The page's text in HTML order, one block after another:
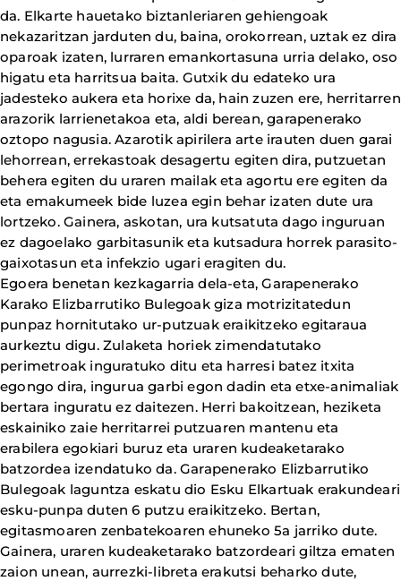
da. Elkarte hauetako biztanleriaren gehiengoak
nekazaritzan jarduten du, baina, orokorrean, uztak ez dira
oparoak izaten, lurraren emankortasuna urria delako, oso
higatu eta harritsua baita. Gutxik du edateko ura
jadesteko aukera eta horixe da, hain zuzen ere, herritarren
arazorik larrienetakoa eta, aldi berean, garapenerako
oztopo nagusia. Azarotik apirilera arte irauten duen garai
lehorrean, errekastoak desagertu egiten dira, putzuetan
behera egiten du uraren mailak eta agortu ere egiten da
eta emakumeek bide luzea egin behar izaten dute ura
lortzeko. Gainera, askotan, ura kutsatuta dago inguruan
ez dagoelako garbitasunik eta kutsadura horrek parasito-
gaixotasun eta infekzio ugari eragiten du.
Egoera benetan kezkagarria dela-eta, Garapenerako
Karako Elizbarrutiko Bulegoak giza motrizitatedun
punpaz hornitutako ur-putzuak eraikitzeko egitaraua
aurkeztu digu. Zulaketa horiek zimendatutako
perimetroak inguratuko ditu eta harresi batez itxita
egongo dira, ingurua garbi egon dadin eta etxe-animaliak
bertara inguratu ez daitezen. Herri bakoitzean, heziketa
eskainiko zaie herritarrei putzuaren mantenu eta
erabilera egokiari buruz eta uraren kudeaketarako
batzordea izendatuko da. Garapenerako Elizbarrutiko
Bulegoak laguntza eskatu dio Esku Elkartuak erakundeari
esku-punpa duten 6 putzu eraikitzeko. Bertan,
egitasmoaren zenbatekoaren ehuneko 5a jarriko dute.
Gainera, uraren kudeaketarako batzordeari giltza ematen
zaion unean, aurrezki-libreta erakutsi beharko dute,